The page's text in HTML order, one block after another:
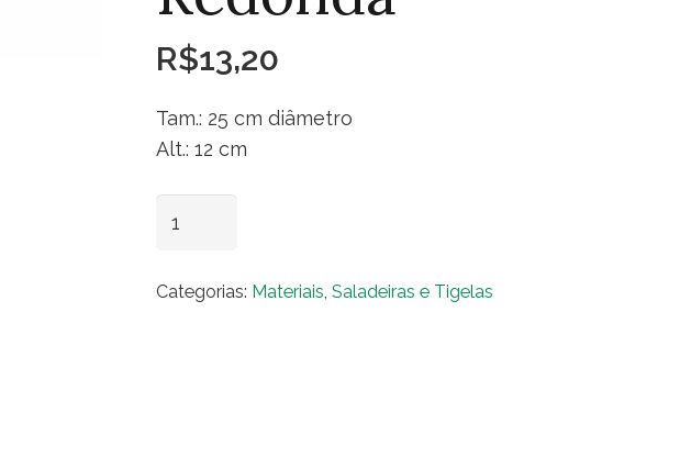
R$13,20
Tam.: 25 cm diâmetro
Alt.: 12 cm
quantidade
Categorias: Materiais Saladeiras e Tigelas